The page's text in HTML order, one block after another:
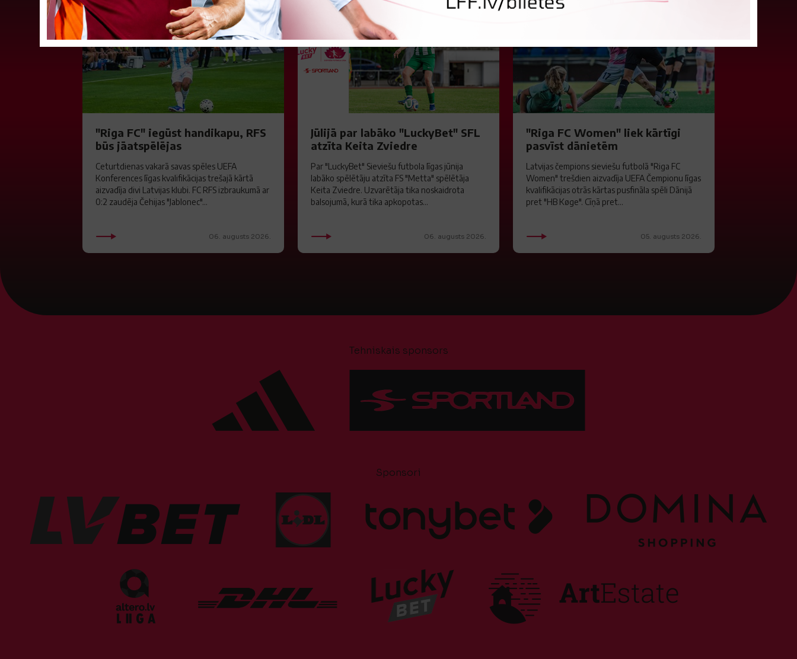
"Riga FC" iegūst handikapu, RFS
būs jāatspēlējas
Ceturtdienas vakarā savas spēles UEFA
Konferences līgas kvalifikācijas trešajā kārtā
aizvadīja divi Latvijas klubi. FC RFS izbraukumā ar
0:2 zaudēja Čehijas "Jablonec"...
06. augusts 2026.
Jūlijā par labāko "LuckyBet" SFL
atzīta Keita Zviedre
Par "LuckyBet" Sieviešu futbola līgas jūnija
labāko spēlētāju atzīta FS "Metta" spēlētāja
Keita Zviedre. Uzvarētāja tika noskaidrota
balsojumā, kurā tika apkopotas...
06. augusts 2026.
"Riga FC Women" liek kārtīgi
pasvīst dānietēm
Latvijas čempions sieviešu futbolā "Riga FC
Women" trešdien aizvadīja UEFA Čempionu līgas
kvalifikācijas otrās kārtas pusfināla spēli Dānijā
pret "HB Køge". Cīņā pret...
05. augusts 2026.
Tehniskais sponsors
Sponsori